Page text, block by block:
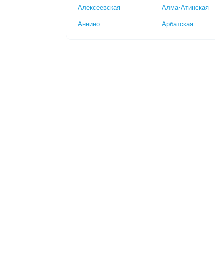
Алексеевская Алма-Атинская
Аннино Арбатская